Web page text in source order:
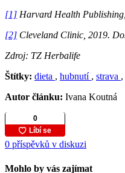
[1] Harvard Health
[2] Cleveland Clinic, 2019.
Zdroj: TZ Herbalife
Štítky: dieta , hubnutí , strava ,
Autor článku: Ivana Koutná
0 příspěvků v diskuzi
Mohlo by vás zajímat